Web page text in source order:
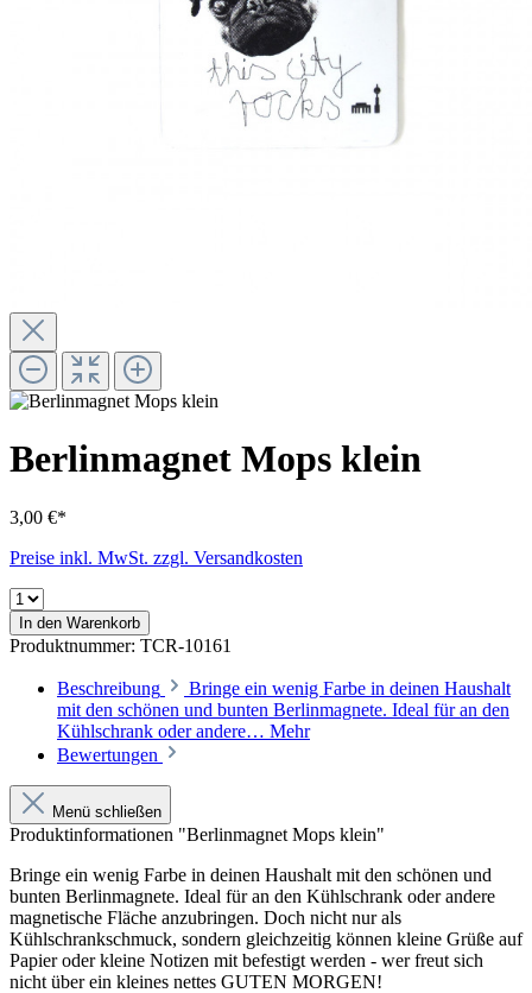
Berlinmagnet Mops klein
3,00 €*
Preise inkl. MwSt. zzgl. Versandkosten
In den Warenkorb
Produktnummer: TCR-10161
Beschreibung
Bringe ein wenig Farbe in deinen Haushalt
mit den schönen und bunten Berlinmagnete. Ideal für an den
Kühlschrank oder andere… Mehr
Bewertungen
Menü schließen
Produktinformationen "Berlinmagnet Mops klein"
Bringe ein wenig Farbe in deinen Haushalt mit den schönen und
bunten Berlinmagnete. Ideal für an den Kühlschrank oder andere
magnetische Fläche anzubringen. Doch nicht nur als
Kühlschrankschmuck, sondern gleichzeitig können kleine Grüße auf
Papier oder kleine Notizen mit befestigt werden - wer freut sich
nicht über ein kleines nettes GUTEN MORGEN!